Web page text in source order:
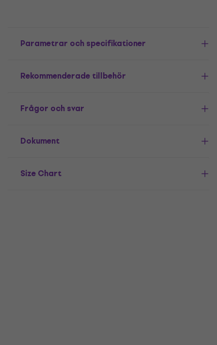
Parametrar och specifikationer
Rekommenderade tillbehör
Frågor och svar
Dokument
Size Chart